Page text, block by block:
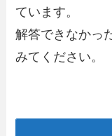
ています。
解答できなかっ
みてください。